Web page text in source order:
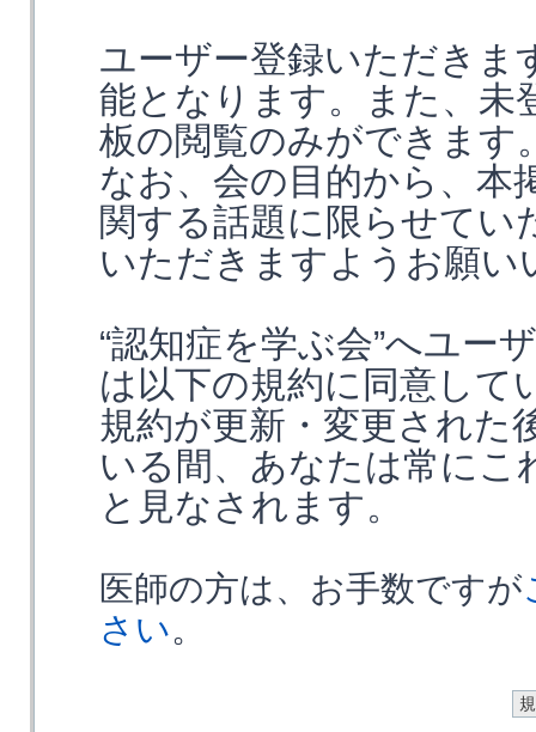
ユーザー登録いただきま
能となります。また、未
板の閲覧のみができます
なお、会の目的から、本
関する話題に限らせて
いただきますようお願い
“認知症を学ぶ会”へユー
は以下の規約に同意して
規約が更新・変更された
いる間、あなたは常にこ
と見なされます。
医師の方は、お手数ですが
さい。